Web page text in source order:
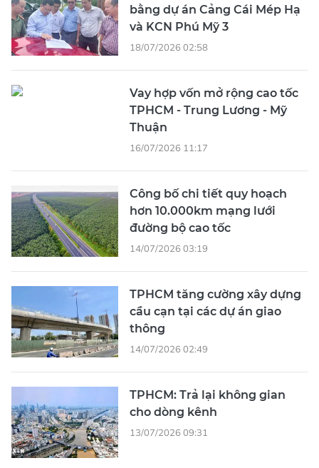
bằng dự án Cảng Cái Mép Hạ
và KCN Phú Mỹ 3
18/07/2026 02:58
Vay hợp vốn mở rộng cao tốc
TPHCM - Trung Lương - Mỹ
Thuận
16/07/2026 11:17
Công bố chi tiết quy hoạch
hơn 10.000km mạng lưới
đường bộ cao tốc
14/07/2026 03:19
TPHCM tăng cường xây dựng
cầu cạn tại các dự án giao
thông
14/07/2026 02:49
TPHCM: Trả lại không gian
cho dòng kênh
13/07/2026 09:31